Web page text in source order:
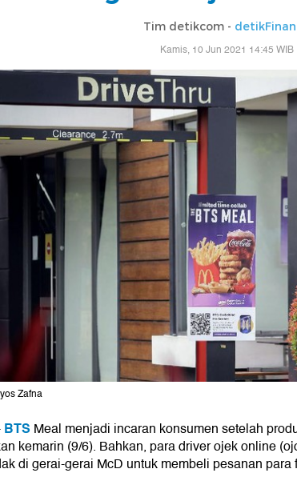
Tim detikcom -
Kamis, 10 Jun 2021 14:45 WIB
Zafna
BTS Meal menjadi incaran konsumen setelah
kemarin (9/6). Bahkan, para driver ojek online
di gerai-gerai McD untuk membeli pesanan para